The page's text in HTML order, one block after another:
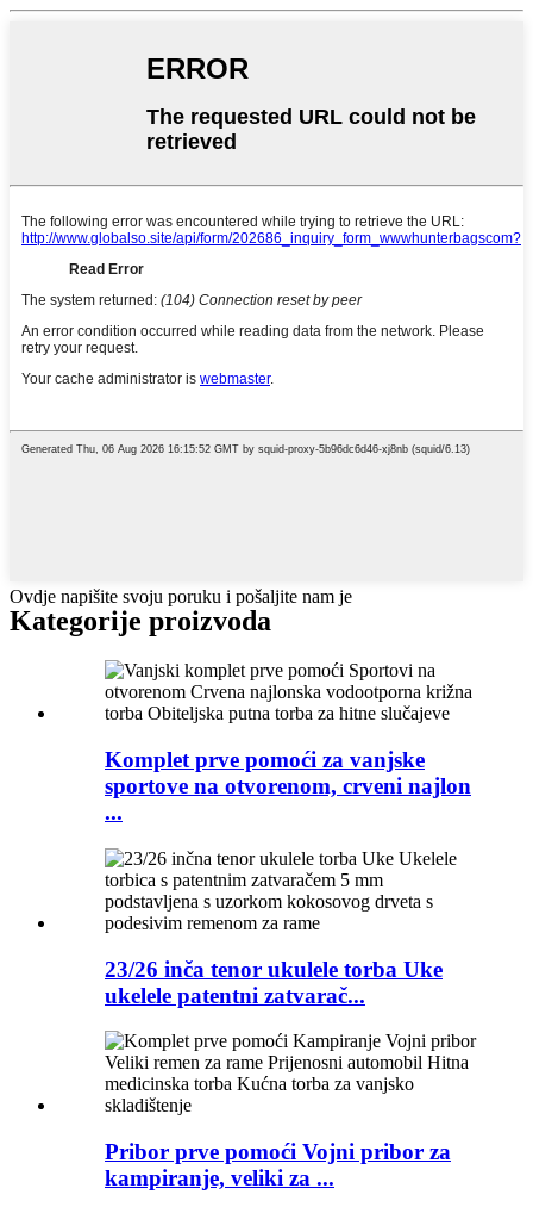
Ovdje napišite svoju poruku i pošaljite nam je
Kategorije proizvoda
Komplet prve pomoći za vanjske
sportove na otvorenom, crveni najlon
...
23/26 inča tenor ukulele torba Uke
ukelele patentni zatvarač...
Pribor prve pomoći Vojni pribor za
kampiranje, veliki za ...